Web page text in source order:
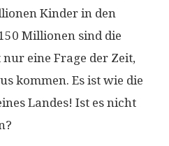
Kinder in den
Millionen sind die
eine Frage der Zeit,
kommen. Es ist wie die
Landes! Ist es nicht